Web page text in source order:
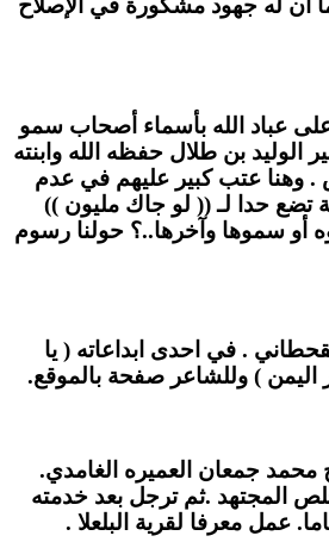
أن له جهود مشكورة في الإصلاح
عباد الله بأسماء أصحاب سمو
بن طلال حفظه الله وابنته
عتب كبير عليهم في عدم
تضع حدا لـ (( لو جاك مليون ))
أو سموها وآخرها..؟ حولنا رسوم
. في احدى ابداعاته ( يا
اليمن ) وللشاعر صفحة بالموقع.
محمد جمعان العميره الغامدي.
المجتهد .ثم ترجل بعد خدمته